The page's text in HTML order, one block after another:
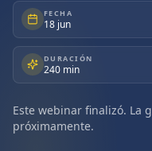
daremos a conocer las
recursos exclusivos que
miembros de la
actualización profesional
para la comunidad neurológica en
juntos esta nueva etapa
Neurología. Conéctate, conoce la nueva plataforma y
FECHA
18 jun
DURACIÓN
240 min
Este webinar finalizó. La
próximamente.